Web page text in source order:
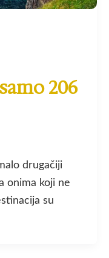
206
drugačiji
onima koji ne
su